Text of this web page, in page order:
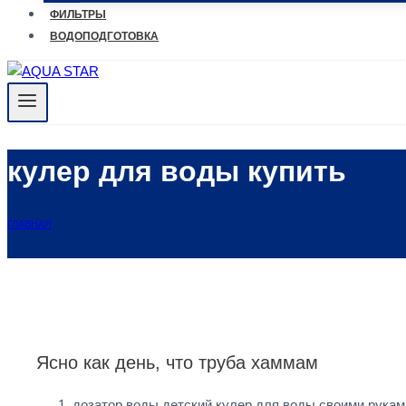
ФИЛЬТРЫ
ВОДОПОДГОТОВКА
кулер для воды купить
ГЛАВНАЯ
Ясно как день, что труба хаммам